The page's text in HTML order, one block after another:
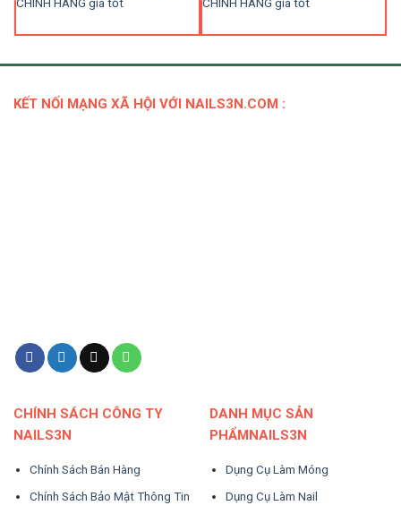
KẾT NỐI MẠNG XÃ HỘI VỚI NAILS3N.COM :
CHÍNH SÁCH CÔNG TY
NAILS3N
Chính Sách Bán Hàng
Chính Sách Bảo Mật Thông Tin
DANH MỤC SẢN
PHẨMNAILS3N
Dụng Cụ Làm Móng
Dụng Cụ Làm Nail